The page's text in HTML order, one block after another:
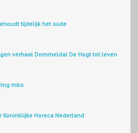
tijdelijk het oude
verhaal Dommeldal De Hogt tot leven
mbo
Koninklijke Horeca Nederland